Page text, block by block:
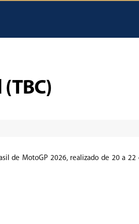
de MotoGP 2026, realizado de 20 a 22